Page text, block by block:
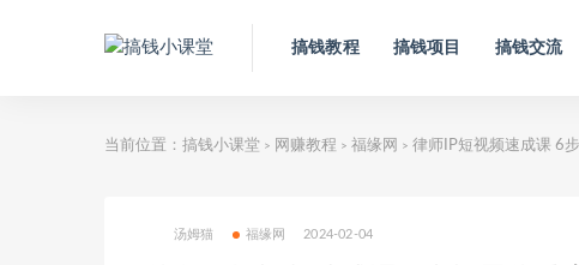
搞钱教程 搞钱项目 搞钱交流
当前位置： 搞钱小课堂 > 网赚教程 > 福缘网 > 律师IP短视频速成课 6
汤姆猫 福缘网 2024-02-04